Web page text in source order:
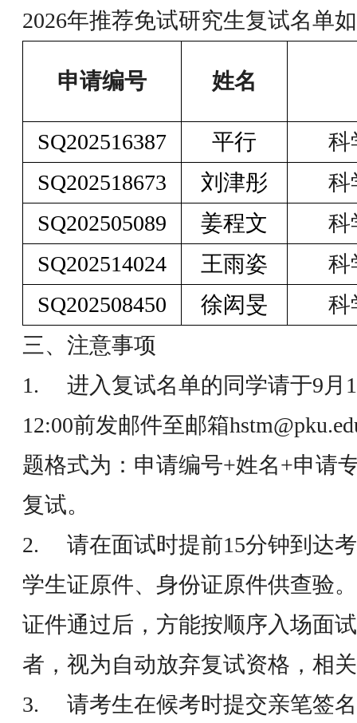
2026年推荐免试研究生复试名单
申请编号 姓名
SQ202516387 平行
科
SQ202518673
刘津彤
科
SQ202505089
姜程文
科
SQ202514024
王雨姿
科
SQ202508450
徐闳旻
科
三、注意事项
1. 进入复试名单的同学请于9月
12:00前发邮件至邮箱
题格式为：申请编号+姓名+申请
复试。
2. 请在面试时提前15分钟到达
学生证原件、身份证原件供查验
证件通过后，方能按顺序入场面
者，视为自动放弃复试资格，相
3. 请考生在候考时提交亲笔签